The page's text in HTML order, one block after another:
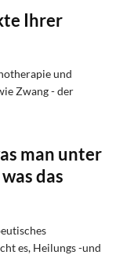
Ihrer
und
Zwang - der
man unter
das
es, Heilungs -und